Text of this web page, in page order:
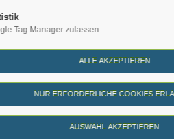
Tag Manager zulassen
Tagen und Feiern
Sauna &
Winterdorf